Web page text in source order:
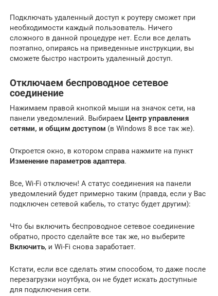
Подключать удаленный доступ к роутеру сможет при
необходимости каждый пользователь. Ничего
сложного в данной процедуре нет. Если все делать
поэтапно, опираясь на приведенные инструкции, вы
сможете быстро настроить удаленный доступ.
Отключаем беспроводное сетевое
соединение
Нажимаем правой кнопкой мыши на значок сети, на
панели уведомлений. Выбираем Центр управления
сетями, и общим доступом (в Windows 8 все так же).
Откроется окно, в котором справа нажмите на пункт
Изменение параметров адаптера.
Все, Wi-Fi отключен! А статус соединения на панели
уведомлений будет примерно таким (правда, если у Вас
подключен сетевой кабель, то статус будет другим):
Что бы включить беспроводное сетевое соединение
обратно, просто сделайте все так же, но выберите
Включить, и Wi-Fi снова заработает.
Кстати, если все сделать этим способом, то даже после
перезагрузки ноутбука, он не будет искать доступные
для подключения сети.